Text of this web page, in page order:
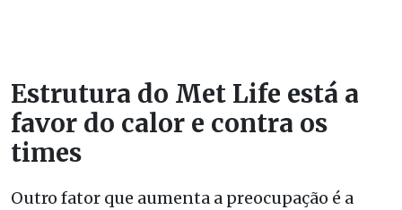
Estrutura do Met Life está a
favor do calor e contra os
times
Outro fator que aumenta a preocupação é a